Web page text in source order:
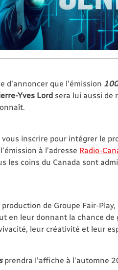
d’annoncer que l’émission
Yves Lord sera lui aussi de
inscrire pour intégrer le
à l’adresse Radio-
les coins du Canada sont
de Groupe Fair-Play,
en leur donnant la chance
leur créativité et leur
prendra l’affiche à l’automne